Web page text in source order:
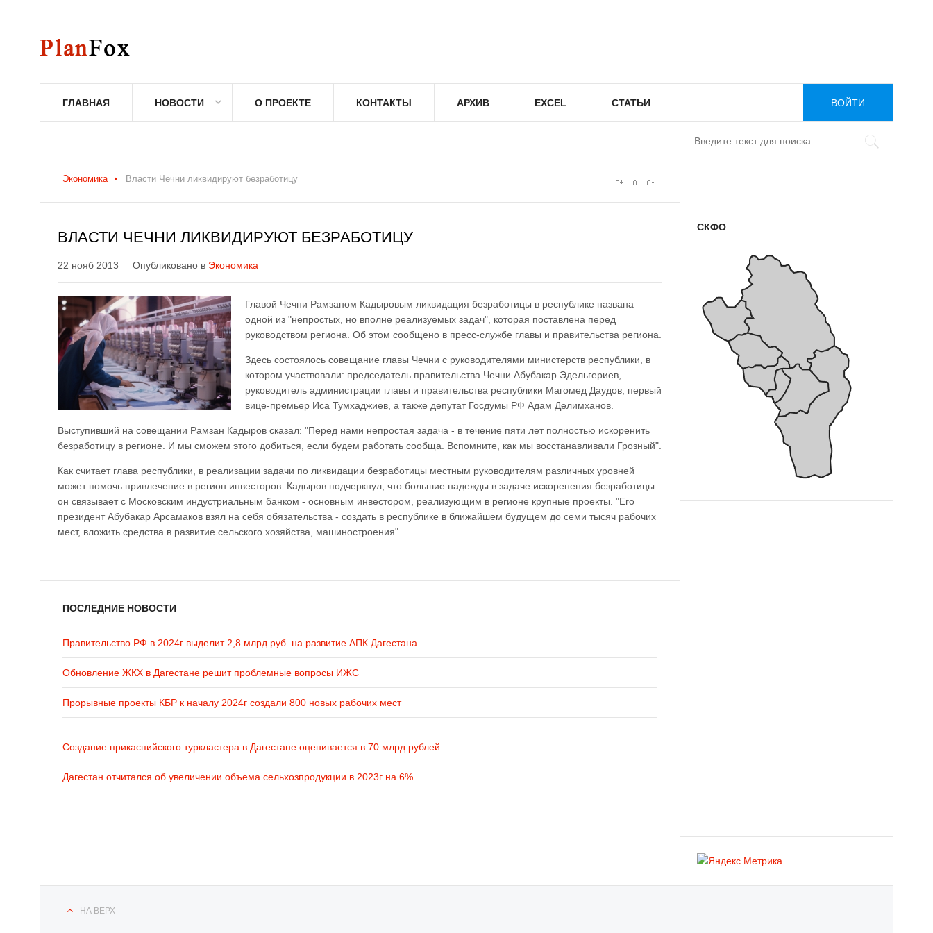
ГЛАВНАЯ НОВОСТИ О ПРОЕКТЕ КОНТАКТЫ АРХИВ EXCEL СТАТЬИ ВОЙТИ
Экономика Власти Чечни ликвидируют безработицу
ВЛАСТИ ЧЕЧНИ ЛИКВИДИРУЮТ БЕЗРАБОТИЦУ
22 нояб 2013 Опубликовано в Экономика
Главой Чечни Рамзаном Кадыровым ликвидация безработицы в республике названа
одной из "непростых, но вполне реализуемых задач", которая поставлена перед
руководством региона. Об этом сообщено в пресс-службе главы и правительства региона.
Здесь состоялось совещание главы Чечни с руководителями министерств республики, в
котором участвовали: председатель правительства Чечни Абубакар Эдельгериев,
руководитель администрации главы и правительства республики Магомед Даудов, первый
вице-премьер Иса Тумхаджиев, а также депутат Госдумы РФ Адам Делимханов.
Выступивший на совещании Рамзан Кадыров сказал: "Перед нами непростая задача - в течение пяти лет полностью искоренить
безработицу в регионе. И мы сможем этого добиться, если будем работать сообща. Вспомните, как мы восстанавливали Грозный".
Как считает глава республики, в реализации задачи по ликвидации безработицы местным руководителям различных уровней
может помочь привлечение в регион инвесторов. Кадыров подчеркнул, что большие надежды в задаче искоренения безработицы
он связывает с Московским индустриальным банком - основным инвестором, реализующим в регионе крупные проекты. "Его
президент Абубакар Арсамаков взял на себя обязательства - создать в республике в ближайшем будущем до семи тысяч рабочих
мест, вложить средства в развитие сельского хозяйства, машиностроения".
ПОСЛЕДНИЕ НОВОСТИ
Правительство РФ в 2024г выделит 2,8 млрд руб. на развитие АПК Дагестана
Обновление ЖКХ в Дагестане решит проблемные вопросы ИЖС
Прорывные проекты КБР к началу 2024г создали 800 новых рабочих мест
Создание прикаспийского туркластера в Дагестане оценивается в 70 млрд рублей
Дагестан отчитался об увеличении объема сельхозпродукции в 2023г на 6%
СКФО
НА ВЕРХ